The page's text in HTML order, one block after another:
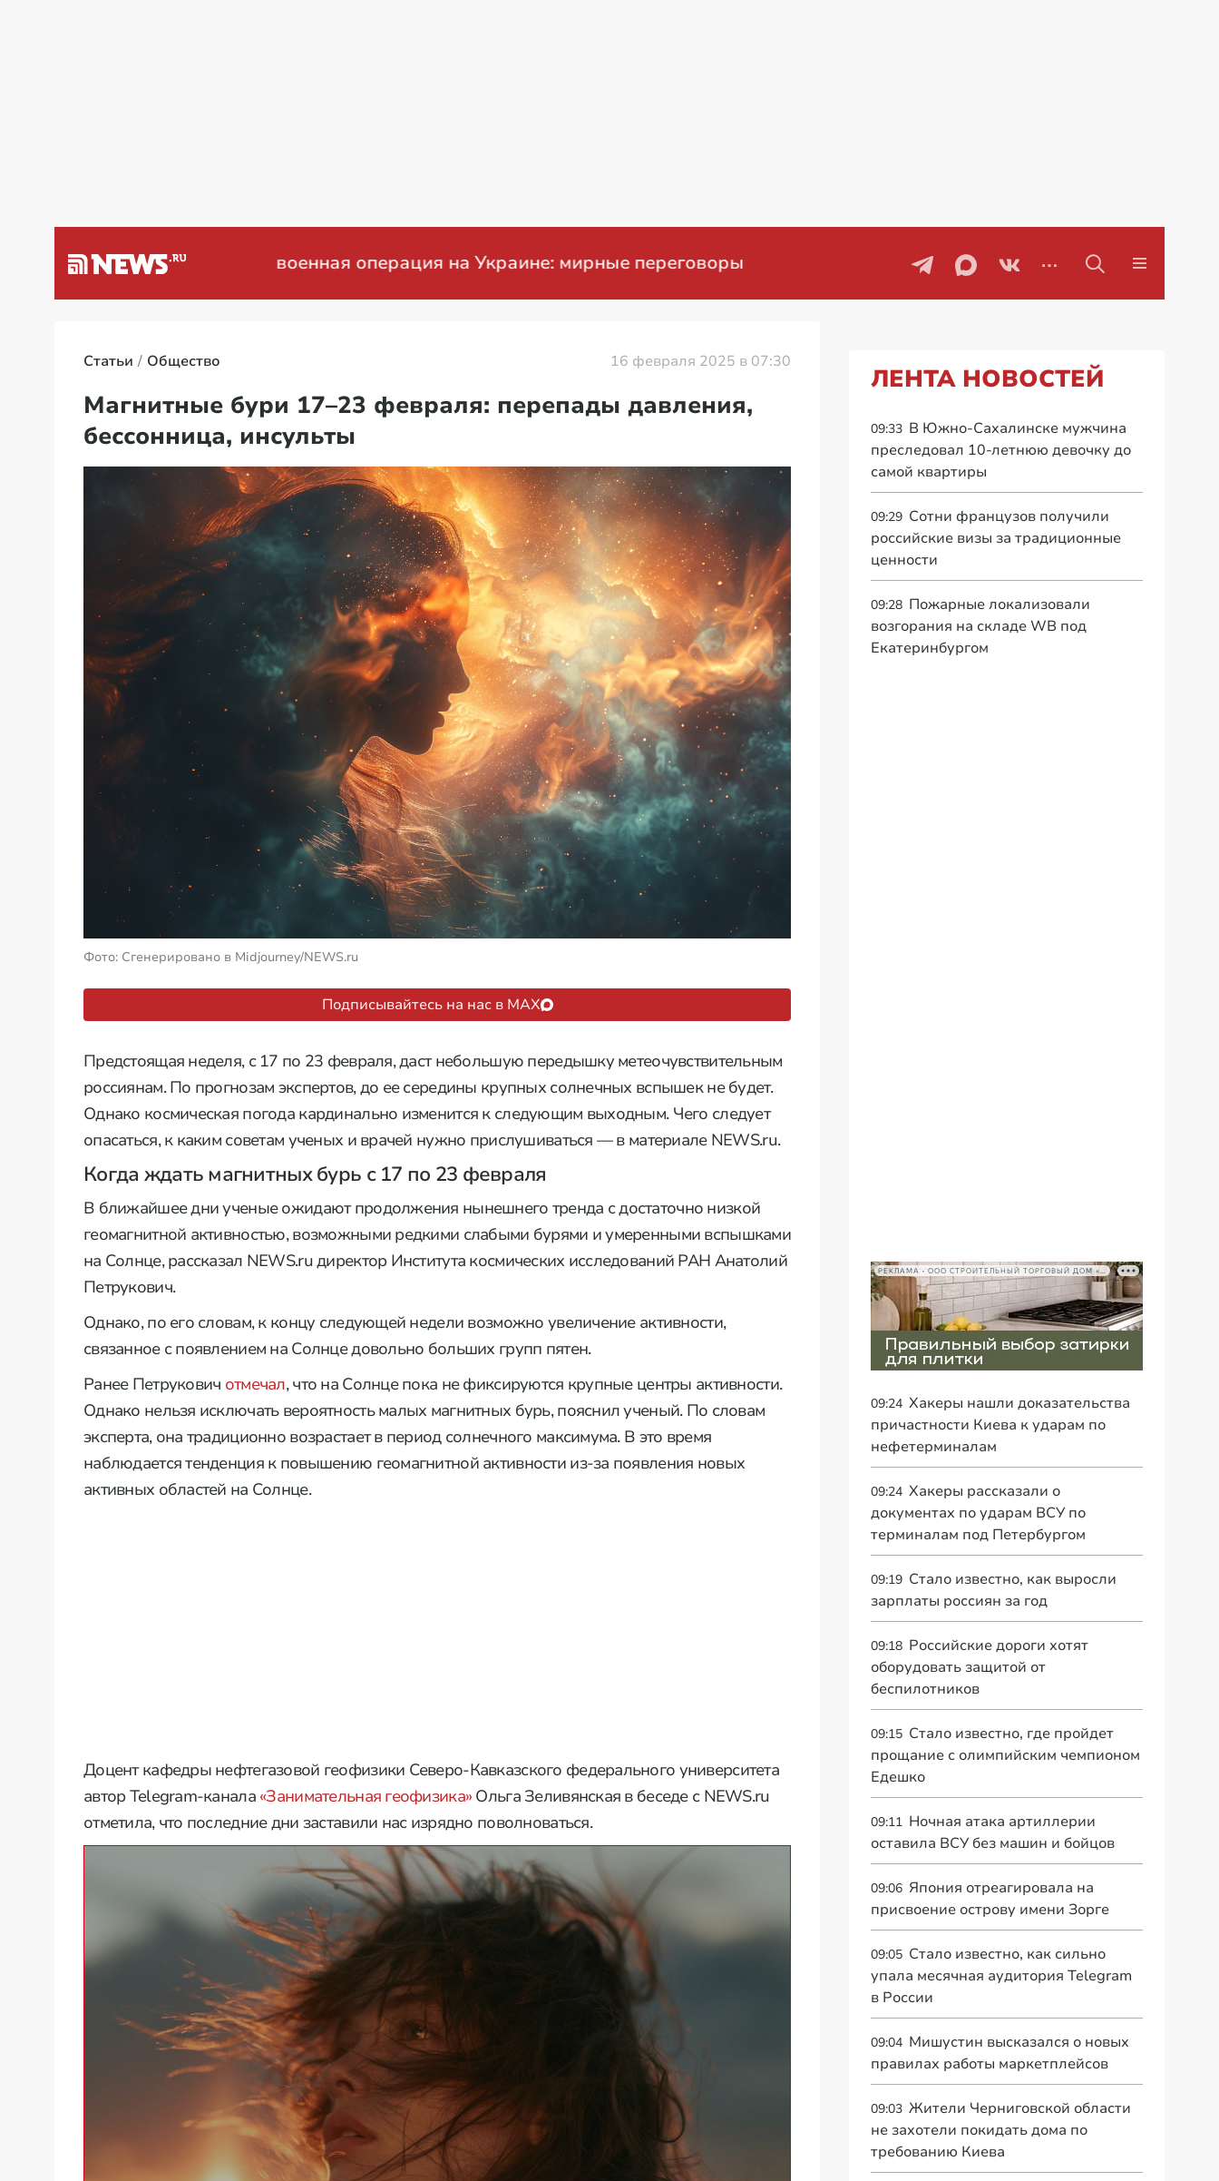
на Украине: мирные переговоры Проблемы с бензином в России
Статьи Общество 16 февраля 2025 в 07:30
Магнитные бури 17–23 февраля: перепады давления,
бессонница, инсульты
Фото: Сгенерировано в Midjourney/NEWS.ru
Подписывайтесь на нас в MAX
Предстоящая неделя, с 17 по 23 февраля, даст небольшую передышку метеочувствительным
россиянам. По прогнозам экспертов, до ее середины крупных солнечных вспышек не будет.
Однако космическая погода кардинально изменится к следующим выходным. Чего следует
опасаться, к каким советам ученых и врачей нужно прислушиваться — в материале NEWS.ru.
Когда ждать магнитных бурь с 17 по 23 февраля
В ближайшее дни ученые ожидают продолжения нынешнего тренда с достаточно низкой
геомагнитной активностью, возможными редкими слабыми бурями и умеренными вспышками
на Солнце, рассказал NEWS.ru директор Института космических исследований РАН Анатолий
Петрукович.
Однако, по его словам, к концу следующей недели возможно увеличение активности,
связанное с появлением на Солнце довольно больших групп пятен.
Ранее Петрукович отмечал, что на Солнце пока не фиксируются крупные центры активности.
Однако нельзя исключать вероятность малых магнитных бурь, пояснил ученый. По словам
эксперта, она традиционно возрастает в период солнечного максимума. В это время
наблюдается тенденция к повышению геомагнитной активности из-за появления новых
активных областей на Солнце.
Доцент кафедры нефтегазовой геофизики Северо-Кавказского федерального университета
автор Telegram-канала «Занимательная геофизика» Ольга Зеливянская в беседе с NEWS.ru
отметила, что последние дни заставили нас изрядно поволноваться.
ЛЕНТА НОВОСТЕЙ
09:33 В Южно-Сахалинске мужчина
преследовал 10-летнюю девочку до
самой квартиры
09:29 Сотни французов получили
российские визы за традиционные
ценности
09:28 Пожарные локализовали
возгорания на складе WB под
Екатеринбургом
09:24 Хакеры нашли доказательства
причастности Киева к ударам по
нефетерминалам
09:24 Хакеры рассказали о
документах по ударам ВСУ по
терминалам под Петербургом
09:19 Стало известно, как выросли
зарплаты россиян за год
09:18 Российские дороги хотят
оборудовать защитой от
беспилотников
09:15 Стало известно, где пройдет
прощание с олимпийским чемпионом
Едешко
09:11 Ночная атака артиллерии
оставила ВСУ без машин и бойцов
09:06 Япония отреагировала на
присвоение острову имени Зорге
09:05 Стало известно, как сильно
упала месячная аудитория Telegram
в России
09:04 Мишустин высказался о новых
правилах работы маркетплейсов
09:03 Жители Черниговской области
не захотели покидать дома по
требованию Киева